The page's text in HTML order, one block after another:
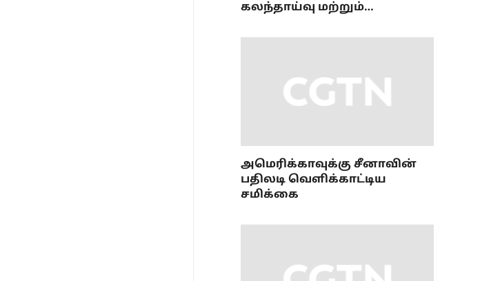
கலந்தாய்வு மற்றும்
அமைப்புமுறை பற்றிய 36வது
அமெரிக்காவுக்கு சீனாவின்
பதிலடி வெளிக்காட்டிய
சமிக்கை